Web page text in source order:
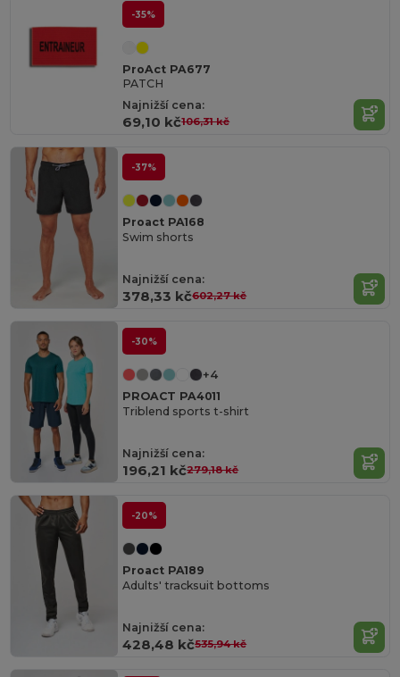
-35%
ProAct PA677
PATCH
Najnižší cena:
69,10 kč106,31 kč
-37%
Proact PA168
Swim shorts
Najnižší cena:
378,33 kč602,27 kč
-30%
+4
PROACT PA4011
Triblend sports t-shirt
Najnižší cena:
196,21 kč279,18 kč
-20%
Proact PA189
Adults' tracksuit bottoms
Najnižší cena:
428,48 kč535,94 kč